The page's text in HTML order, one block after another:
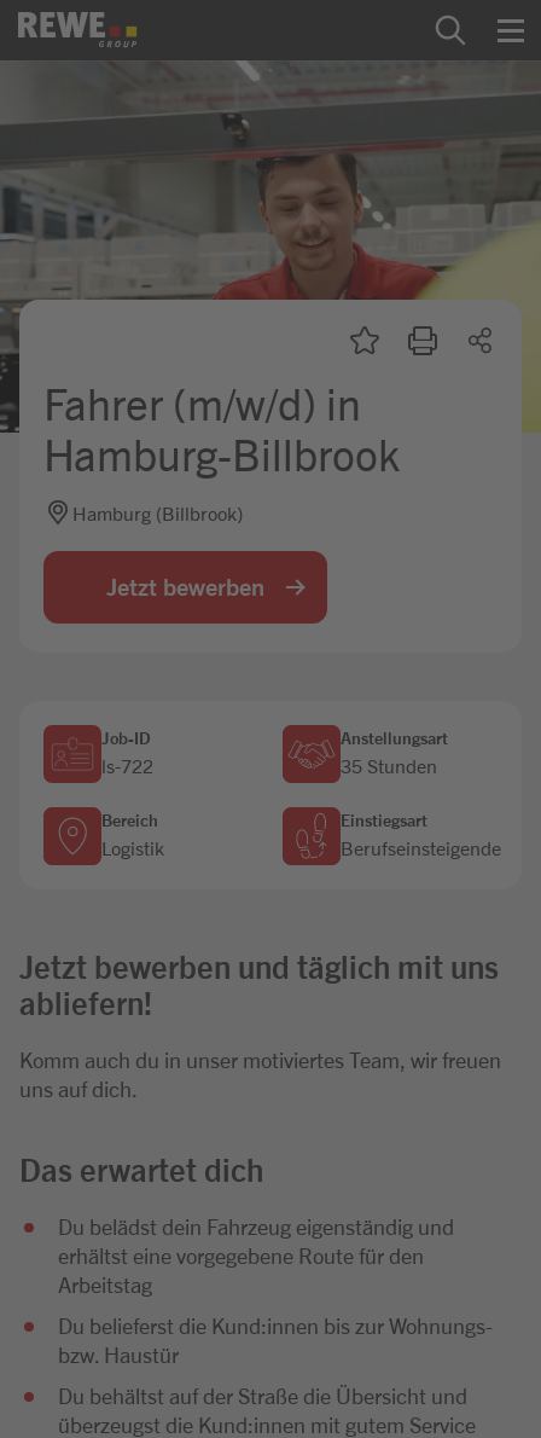
Zum Inhalt springen
Startseite
REWE Group als Arbeitgeber
Ausbildung & Studium
Praktikum & Werkstudium
Mein Kandidat:innenprofil
Fahrer (m/w/d) in
Hamburg-Billbrook
Hamburg (Billbrook)
Jetzt bewerben
Job-ID
ls-722
Anstellungsart
35 Stunden
Bereich
Logistik
Einstiegsart
Berufseinsteigende
Jetzt bewerben und täglich mit uns
abliefern!
Komm auch du in unser motiviertes Team, wir freuen
uns auf dich.
Das erwartet dich
Du belädst dein Fahrzeug eigenständig und
erhältst eine vorgegebene Route für den
Arbeitstag
Du belieferst die Kund:innen bis zur Wohnungs-
bzw. Haustür
Du behältst auf der Straße die Übersicht und
überzeugst die Kund:innen mit gutem Service